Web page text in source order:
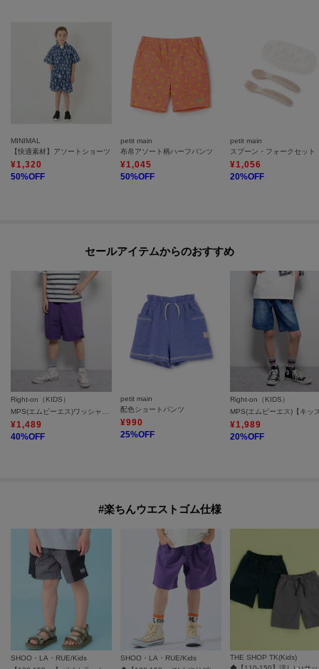
【透け感】透けない
【生地の厚さ】普通
【伸縮性】なし
【裏地】なし
【ポケット】あり
【アジャスター】あり
キャメル：モデル身長:116cm 着用サイズ:120
カーキ：モデル身長:117cm 着用サイズ:120
MINIMAL
【快適素材】アソートショーツ
¥1,320
50%OFF
petit main
布帛アソート柄ハーフパンツ
¥1,045
50%OFF
petit main
スプーン・フォークセット
¥1,056
20%OFF
セールアイテムからのおすすめ
Right-on（KIDS）
MPS(エムピーエス)ワッシャーナイロンショートパンツ
¥1,489
40%OFF
petit main
配色ショートパンツ
¥990
25%OFF
Right-on（KIDS）
¥1,989
20%OFF
#楽ちんウエストゴム仕様
SHOO・LA・RUE/Kids
SHOO・LA・RUE/Kids
THE SHOP TK(Kids)